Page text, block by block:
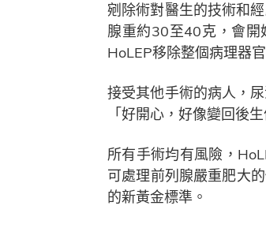
剜除術對醫生的技術和
腺重約30至40克，會開
HoLEP移除整個病理器
接受其他手術的病人，
「好開心，好像變回後生
所有手術均有風險，
可處理前列腺嚴重肥大
的新黃金標準。